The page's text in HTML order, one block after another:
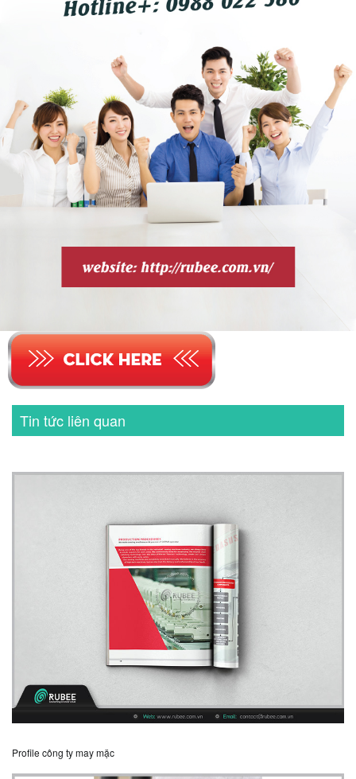
Tin tức liên quan
Profile công ty may mặc